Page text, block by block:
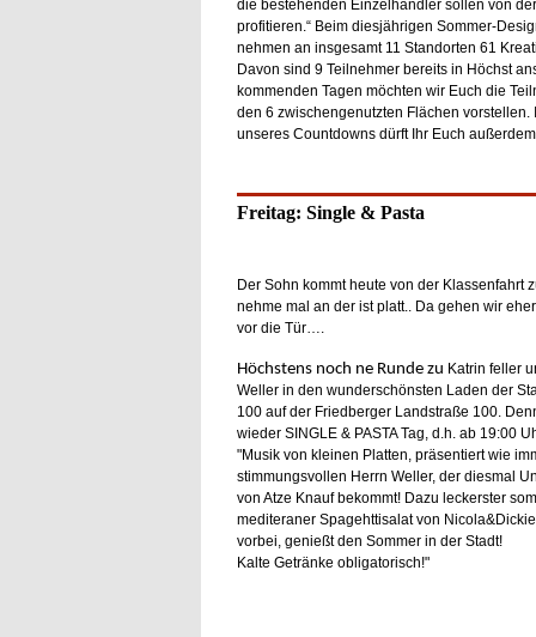
die bestehenden Einzelhändler sollen von
profitieren.“ Beim diesjährigen Sommer-
nehmen an insgesamt 11 Standorten 61
Davon sind 9 Teilnehmer bereits in Höchst
kommenden Tagen möchten wir Euch die
den 6 zwischengenutzten Flächen vorstellen.
unseres Countdowns dürft Ihr Euch
Freitag: Single & Pasta
Der Sohn kommt heute von der Klassenfahrt
nehme mal an der ist platt.. Da gehen wir
vor die Tür….
Höchstens noch ne Runde zu Katrin feller
Weller in den wunderschönsten Laden der
100 auf der Friedberger Landstraße 100.
wieder SINGLE & PASTA Tag, d.h. ab 19:00
"Musik von kleinen Platten, präsentiert wie
stimmungsvollen Herrn Weller, der diesmal
von Atze Knauf bekommt! Dazu leckerster
mediteraner Spagehttisalat von
vorbei, genießt den Sommer in der Stadt!
Kalte Getränke obligatorisch!"